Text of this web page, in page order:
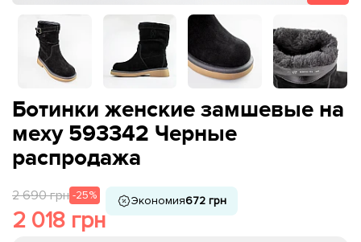
Ботинки женские замшевые на
меху 593342 Черные
распродажа
2 690 грн -25%
2 018 грн
Экономия672 грн